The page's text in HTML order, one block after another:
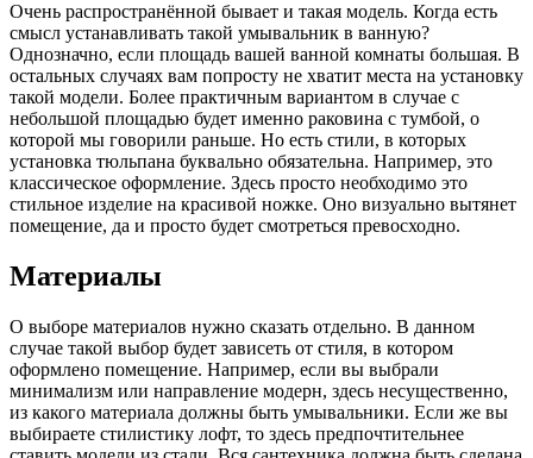
Очень распространённой бывает и такая модель. Когда есть
смысл устанавливать такой умывальник в ванную?
Однозначно, если площадь вашей ванной комнаты большая. В
остальных случаях вам попросту не хватит места на установку
такой модели. Более практичным вариантом в случае с
небольшой площадью будет именно раковина с тумбой, о
которой мы говорили раньше. Но есть стили, в которых
установка тюльпана буквально обязательна. Например, это
классическое оформление. Здесь просто необходимо это
стильное изделие на красивой ножке. Оно визуально вытянет
помещение, да и просто будет смотреться превосходно.
Материалы
О выборе материалов нужно сказать отдельно. В данном
случае такой выбор будет зависеть от стиля, в котором
оформлено помещение. Например, если вы выбрали
минимализм или направление модерн, здесь несущественно,
из какого материала должны быть умывальники. Если же вы
выбираете стилистику лофт, то здесь предпочтительнее